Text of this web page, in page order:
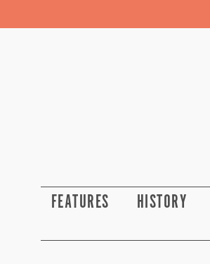
FEATURES HISTORY